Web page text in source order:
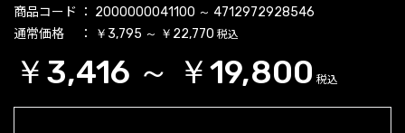
商品コード 2000000041100 ～ 4712972928546
通常価格 ￥3,795 ～ ￥22,770 税込
￥3,416 ～ ￥19,800 税込